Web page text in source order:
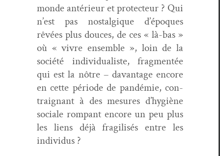
monde antérieur et pro­tecteur ? Qui
n’est pas nos­tal­gique d’épo­ques
rêvées plus douces, de ces « là-bas »
où « vivre ensem­ble », loin de la
société indi­vid­u­al­iste, frag­men­tée
qui est la nôtre – davan­tage encore
en cette péri­ode de pandémie, con­
traig­nant à des mesures d’hy­giène
sociale rompant encore un peu plus
les liens déjà frag­ilisés entre les
indi­vidus ?